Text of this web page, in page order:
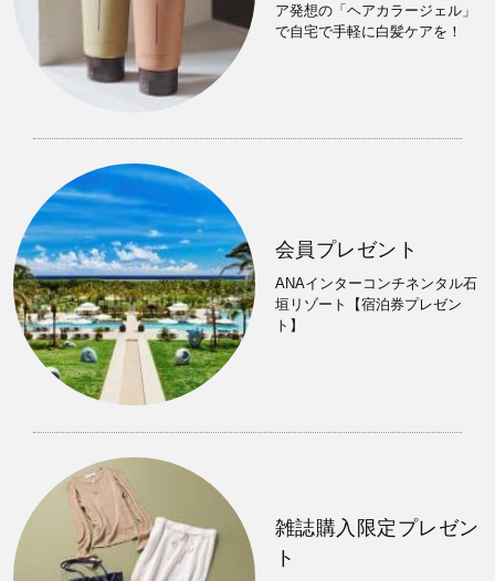
ア発想の「ヘアカラージェル」
で自宅で手軽に白髪ケアを！
会員プレゼント
ANAインターコンチネンタル石
垣リゾート【宿泊券プレゼン
ト】
雑誌購入限定プレゼン
ト